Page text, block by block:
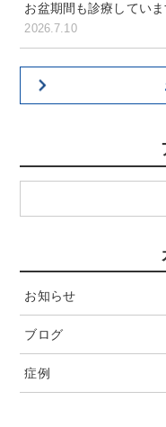
お盆期間も診療していま
2026.7.10
お知らせ
ブログ
症例